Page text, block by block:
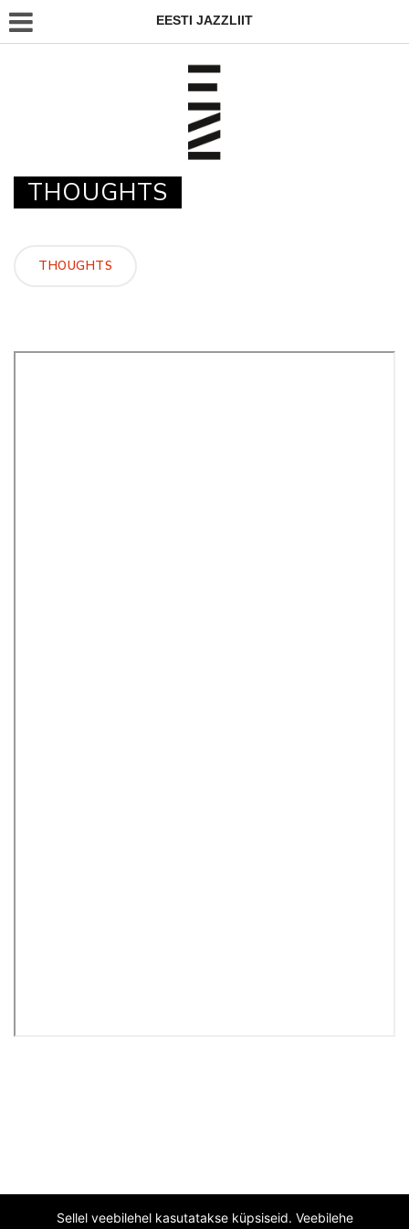
EESTI JAZZLIIT
THOUGHTS
THOUGHTS
Sellel veebilehel kasutatakse küpsiseid. Veebilehe